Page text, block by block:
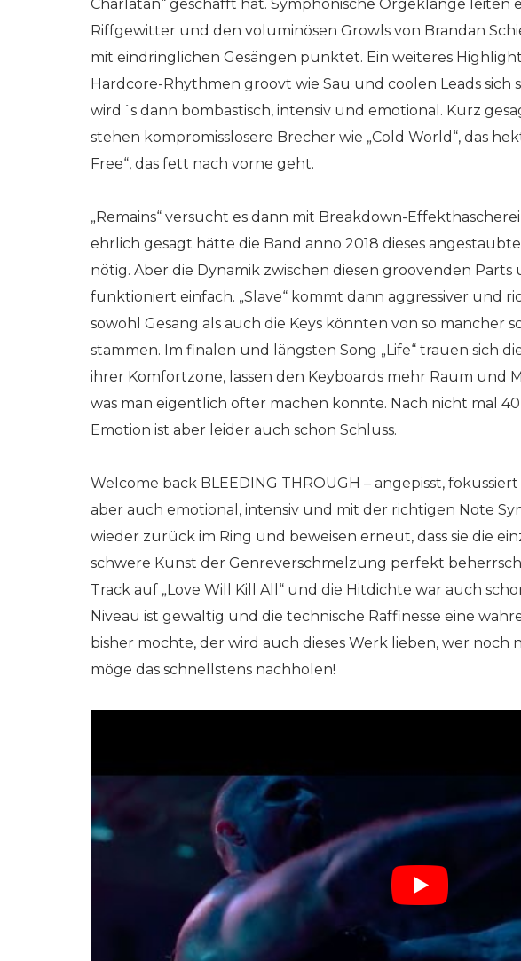
Charlatan“ geschafft hat. Symphonische Orgeklänge leiten
Riffgewitter und den voluminösen Growls von Brandan
mit eindringlichen Gesängen punktet. Ein weiteres Highlight
Hardcore-Rhythmen groovt wie Sau und coolen Leads sich
wird´s dann bombastisch, intensiv und emotional. Kurz
stehen kompromisslosere Brecher wie „Cold World“, das
Free“, das fett nach vorne geht.
„Remains“ versucht es dann mit Breakdown-
ehrlich gesagt hätte die Band anno 2018 dieses
nötig. Aber die Dynamik zwischen diesen groovenden Parts
funktioniert einfach. „Slave“ kommt dann aggressiver und
sowohl Gesang als auch die Keys könnten von so mancher
stammen. Im finalen und längsten Song „Life“ trauen sich
ihrer Komfortzone, lassen den Keyboards mehr Raum und
was man eigentlich öfter machen könnte. Nach nicht mal
Emotion ist aber leider auch schon Schluss.
Welcome back BLEEDING THROUGH – angepisst,
aber auch emotional, intensiv und mit der richtigen Note
wieder zurück im Ring und beweisen erneut, dass sie die
schwere Kunst der Genreverschmelzung perfekt
Track auf „Love Will Kill All“ und die Hitdichte war auch
Niveau ist gewaltig und die technische Raffinesse eine
bisher mochte, der wird auch dieses Werk lieben, wer noch
möge das schnellstens nachholen!